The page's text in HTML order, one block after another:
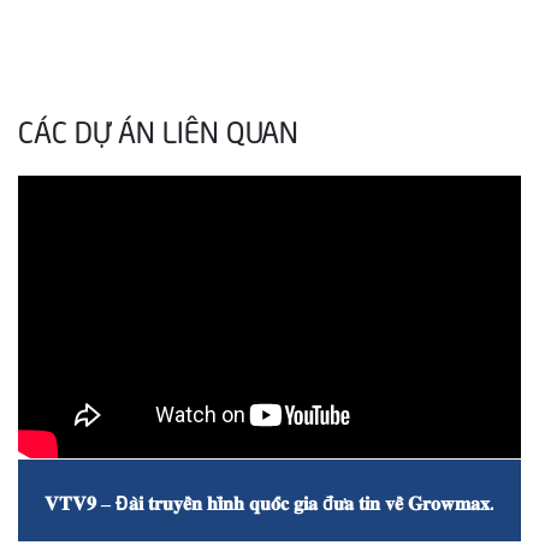
CÁC DỰ ÁN LIÊN QUAN
𝐕𝐓𝐕𝟗 – Đ𝐚̀𝐢 𝐭𝐫𝐮𝐲𝐞̂̀𝐧 𝐡𝐢̀𝐧𝐡 𝐪𝐮𝐨̂́𝐜 𝐠𝐢𝐚 đ𝐮̛𝐚 𝐭𝐢𝐧 𝐯𝐞̂̀ 𝐆𝐫𝐨𝐰𝐦𝐚𝐱.